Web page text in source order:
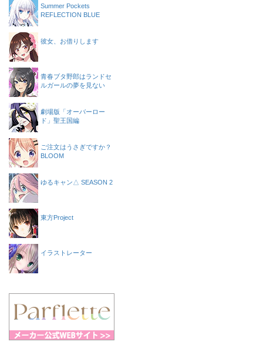
Summer Pockets
REFLECTION BLUE
彼女、お借りします
青春ブタ野郎はランドセ
ルガールの夢を見ない
劇場版「オーバーロー
ド」聖王国編
ご注文はうさぎですか？
BLOOM
ゆるキャン△ SEASON 2
東方Project
イラストレーター